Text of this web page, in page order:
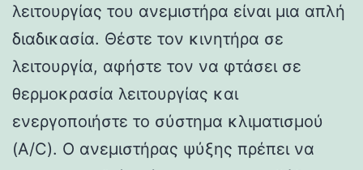
λειτουργίας του ανεμιστήρα είναι μια απλή
διαδικασία. Θέστε τον κινητήρα σε
λειτουργία, αφήστε τον να φτάσει σε
θερμοκρασία λειτουργίας και
ενεργοποιήστε το σύστημα κλιματισμού
(A/C). Ο ανεμιστήρας ψύξης πρέπει να